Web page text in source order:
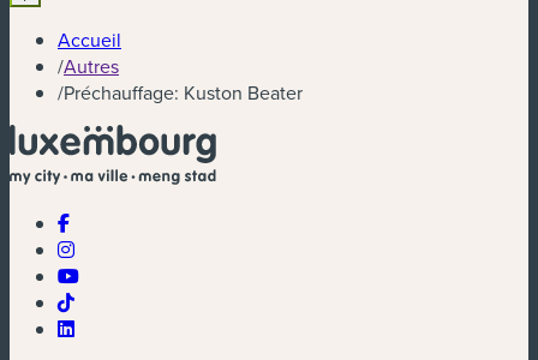
Accueil
/Autres
/Préchauffage: Kuston Beater